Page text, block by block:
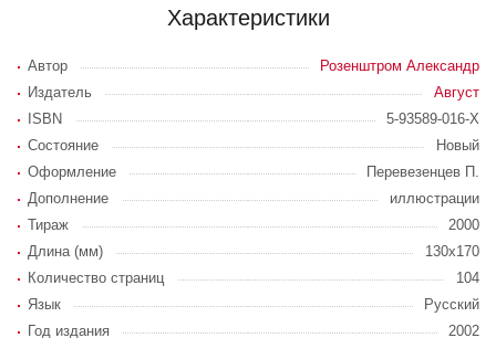
Характеристики
Автор
Розенштром Александр
Издатель
Август
ISBN
5-93589-016-X
Состояние
Новый
Оформление
Перевезенцев П.
Дополнение
иллюстрации
Тираж
2000
Длина (мм)
130х170
Количество страниц
104
Язык
Русский
Год издания
2002